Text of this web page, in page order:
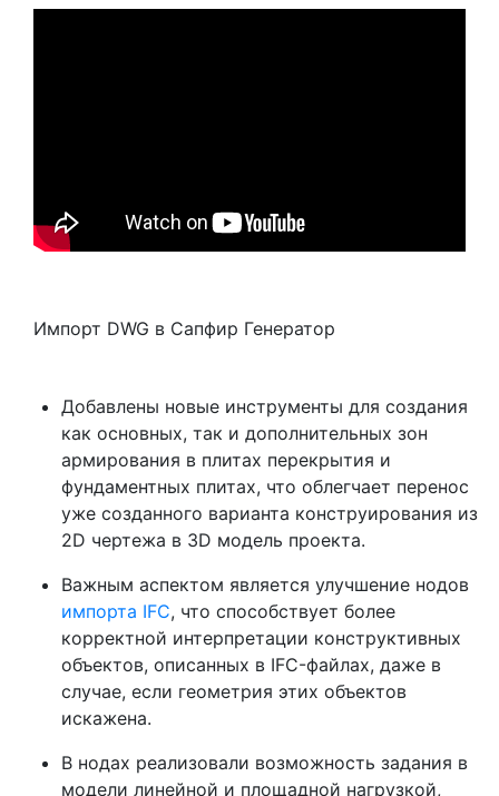
Импорт DWG в Сапфир Генератор
Добавлены новые инструменты для создания
как основных, так и дополнительных зон
армирования в плитах перекрытия и
фундаментных плитах, что облегчает перенос
уже созданного варианта конструирования из
2D чертежа в 3D модель проекта.
Важным аспектом является улучшение нодов
импорта IFC, что способствует более
корректной интерпретации конструктивных
объектов, описанных в IFC-файлах, даже в
случае, если геометрия этих объектов
искажена.
В нодах реализовали возможность задания в
модели линейной и площадной нагрузкой,